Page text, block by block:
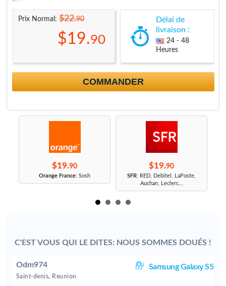
Prix Normal:$22.90
$19.90
Délai de
livraison :
24 - 48
Heures
COMMANDER
$19.90
Orange France: Sosh
$19.90
SFR: RED, Debitel, LaPoste,
Auchan, Leclerc...
C'EST VOUS QUI LE DITES: NOUS SOMMES DOUÉS !
Odm974 Samsung Galaxy S5
Saint-denis, Reunion